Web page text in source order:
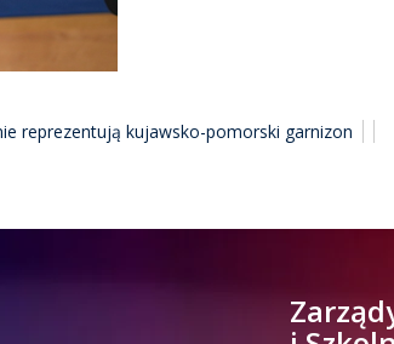
reprezentują kujawsko-pomorski garnizon